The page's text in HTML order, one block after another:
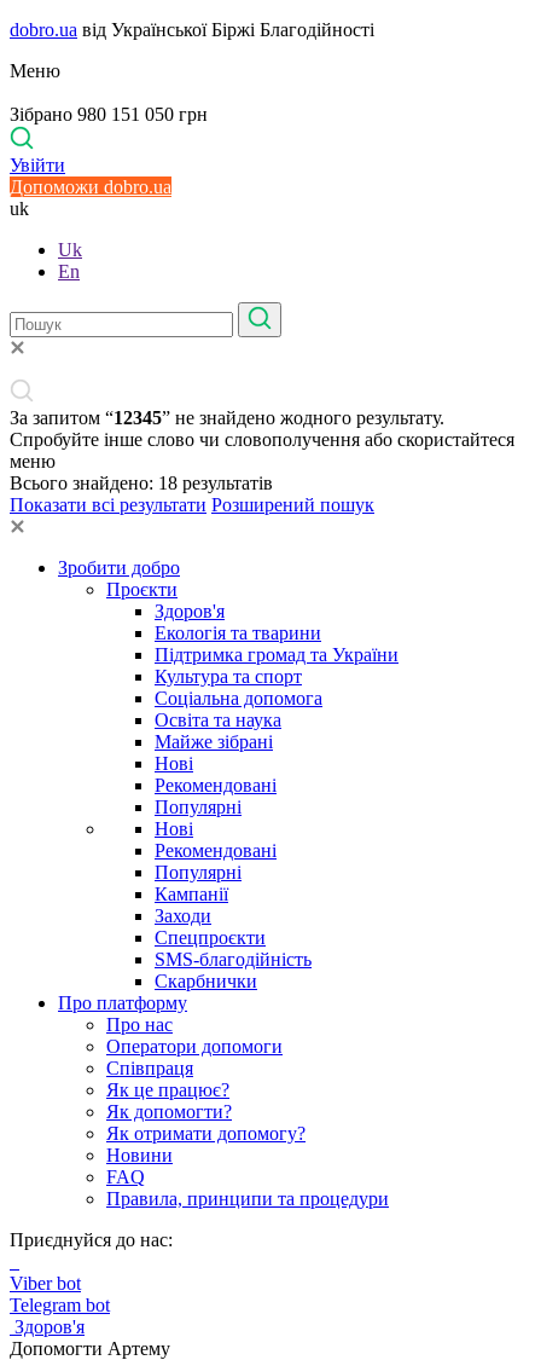
dobro.ua від Української Біржі Благодійності
Меню
Зібрано 980 151 050 грн
Увійти
Допоможи dobro.ua
uk
Uk
En
За запитом “12345” не знайдено жодного результату.
Спробуйте інше слово чи словополучення або скористайтеся
меню
Всього знайдено: 18 результатів
Показати всі результати Розширений пошук
Зробити добро
Проєкти
Здоров'я
Екологія та тварини
Підтримка громад та України
Культура та спорт
Соціальна допомога
Освіта та наука
Майже зібрані
Нові
Рекомендовані
Популярні
Нові
Рекомендовані
Популярні
Кампанії
Заходи
Спецпроєкти
SMS-благодійність
Скарбнички
Про платформу
Про нас
Оператори допомоги
Співпраця
Як це працює?
Як допомогти?
Як отримати допомогу?
Новини
FAQ
Правила, принципи та процедури
Приєднуйся до нас:
Viber bot
Telegram bot
Здоров'я
Допомогти Артему